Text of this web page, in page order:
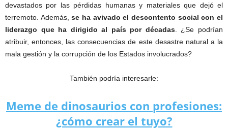
devastados por las pérdidas humanas y materiales que dejó el
terremoto. Además, se ha avivado el descontento social con el
liderazgo que ha dirigido al país por décadas. ¿Se podrían
atribuir, entonces, las consecuencias de este desastre natural a la
mala gestión y la corrupción de los Estados involucrados?
También podría interesarle:
Meme de dinosaurios con profesiones:
¿cómo crear el tuyo?